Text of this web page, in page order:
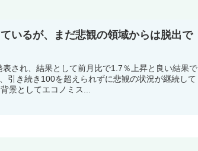
いるが、まだ悲観の領域からは脱出で
され、結果として前月比で1.7％上昇と良い結果で
引き続き100を超えられずに悲観の状況が継続して
景としてエコノミス...